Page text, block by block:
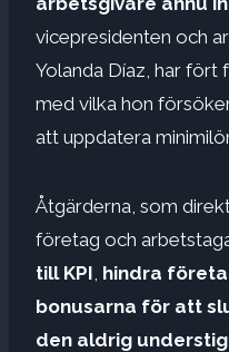
vicepresidenten och
Yolanda Díaz, har
med vilka hon
att uppdatera
Åtgärderna, som
företag och
till KPI hindra
bonusarna för att
den aldrig